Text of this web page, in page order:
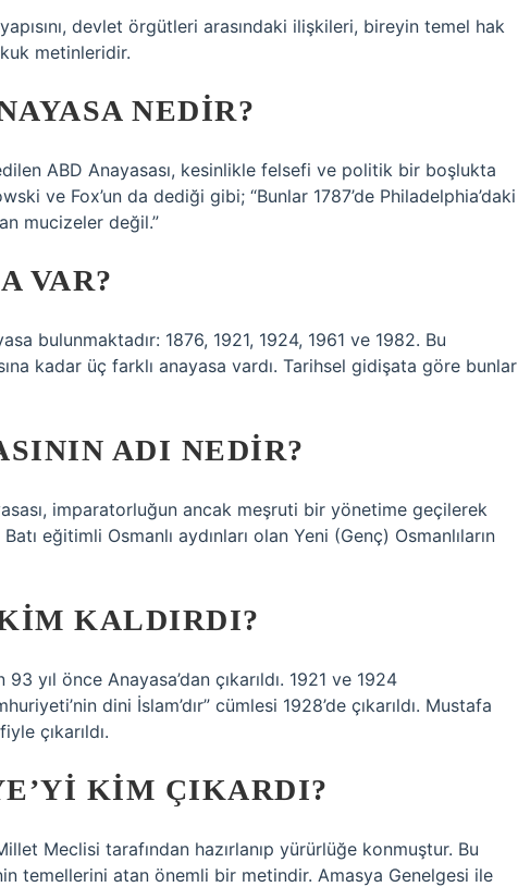
devlet örgütleri arasındaki ilişkileri, bireyin temel hak
metinleridir.
NEDIR?
ABD Anayasası, kesinlikle felsefi ve politik bir boşlukta
ve Fox’un da dediği gibi; “Bunlar 1787’de Philadelphia’daki
mucizeler değil.”
VAR?
bulunmaktadır: 1876, 1921, 1924, 1961 ve 1982. Bu
kadar üç farklı anayasa vardı. Tarihsel gidişata göre bunlar
ADI NEDIR?
imparatorluğun ancak meşruti bir yönetime geçilerek
eğitimli Osmanlı aydınları olan Yeni (Genç) Osmanlıların
KALDIRDI?
yıl önce Anayasa’dan çıkarıldı. 1921 ve 1924
dini İslam’dır” cümlesi 1928’de çıkarıldı. Mustafa
çıkarıldı.
KIM ÇIKARDI?
Meclisi tarafından hazırlanıp yürürlüğe konmuştur. Bu
temellerini atan önemli bir metindir. Amasya Genelgesi ile